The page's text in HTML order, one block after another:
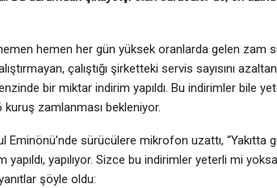
hemen her gün yüksek oranlarda gelen zam
çalıştığı şirketteki servis sayısını
bir miktar indirim yapıldı. Bu indirimler bile
kuruş zamlanması bekleniyor.
Eminönü’nde sürücülere mikrofon uzattı,
yapıldı, yapılıyor. Sizce bu indirimler yeterli mi
şöyle oldu: